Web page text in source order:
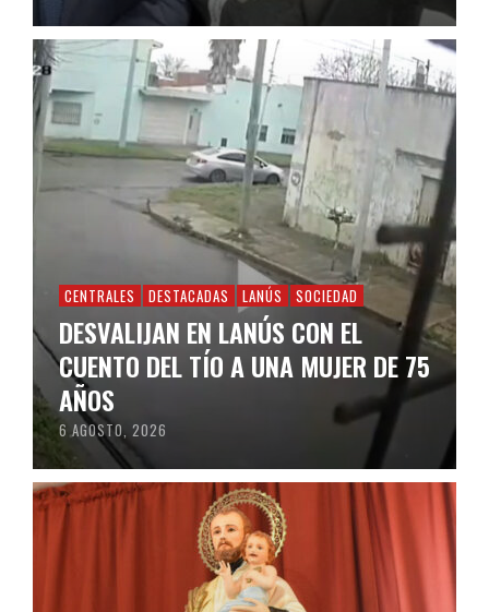
CENTRALES DESTACADAS LANÚS SOCIEDAD
DESVALIJAN EN LANÚS CON EL
CUENTO DEL TÍO A UNA MUJER DE 75
AÑOS
6 AGOSTO, 2026